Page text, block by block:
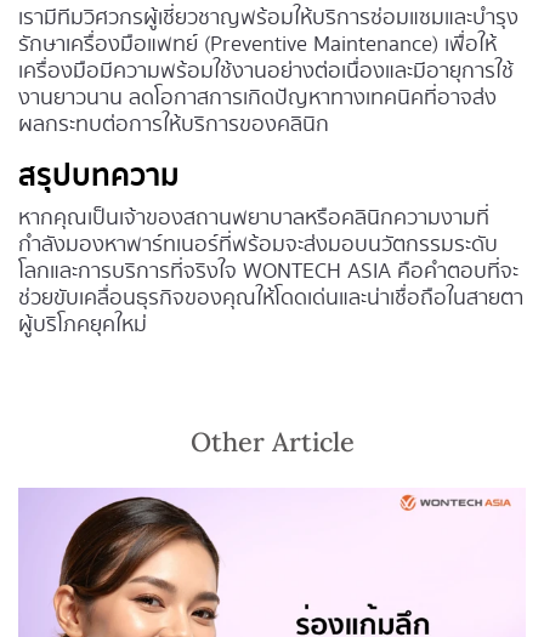
เรามีทีมวิศวกรผู้เชี่ยวชาญพร้อมให้บริการซ่อมแซมและบำรุง
รักษาเครื่องมือแพทย์ (Preventive Maintenance) เพื่อให้
เครื่องมือมีความพร้อมใช้งานอย่างต่อเนื่องและมีอายุการใช้
งานยาวนาน ลดโอกาสการเกิดปัญหาทางเทคนิคที่อาจส่ง
ผลกระทบต่อการให้บริการของคลินิก
สรุปบทความ
หากคุณเป็นเจ้าของสถานพยาบาลหรือคลินิกความงามที่
กำลังมองหาพาร์ทเนอร์ที่พร้อมจะส่งมอบนวัตกรรมระดับ
โลกและการบริการที่จริงใจ WONTECH ASIA คือคำตอบที่จะ
ช่วยขับเคลื่อนธุรกิจของคุณให้โดดเด่นและน่าเชื่อถือในสายตา
ผู้บริโภคยุคใหม่
Other Article